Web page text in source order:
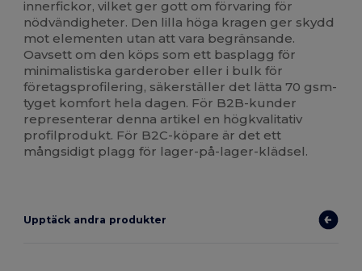
innerfickor, vilket ger gott om förvaring för
nödvändigheter. Den lilla höga kragen ger skydd
mot elementen utan att vara begränsande.
Oavsett om den köps som ett basplagg för
minimalistiska garderober eller i bulk för
företagsprofilering, säkerställer det lätta 70 gsm-
tyget komfort hela dagen. För B2B-kunder
representerar denna artikel en högkvalitativ
profilprodukt. För B2C-köpare är det ett
mångsidigt plagg för lager-på-lager-klädsel.
Upptäck andra produkter